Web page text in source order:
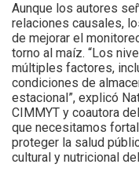
Aunque los autores
relaciones causales,
de mejorar el
torno al maíz. “Los
múltiples factores,
condiciones de
estacional”, explicó
CIMMYT y coautora
que necesitamos
proteger la salud
cultural y nutricional